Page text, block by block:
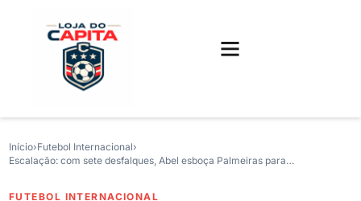
Início›Futebol Internacional›
Escalação: com sete desfalques, Abel esboça Palmeiras para…
FUTEBOL INTERNACIONAL